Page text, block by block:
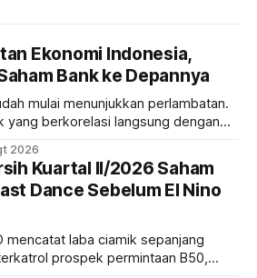
Ekonomi Indonesia,
Bank ke Depannya
mulai menunjukkan perlambatan.
yang berkorelasi langsung dengan
2026
Kuartal II/2026 Saham
Dance Sebelum El Nino
mencatat laba ciamik sepanjang
prospek permintaan B50,